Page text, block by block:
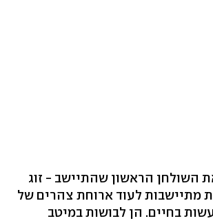
השולחן הראשון שהתיישב - זוג
מתיישבות לעוד ארוחת צהרים של
בחיים. הן לבושות במיטב